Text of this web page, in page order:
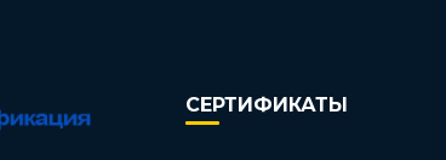
СЕРТИФИКАТЫ